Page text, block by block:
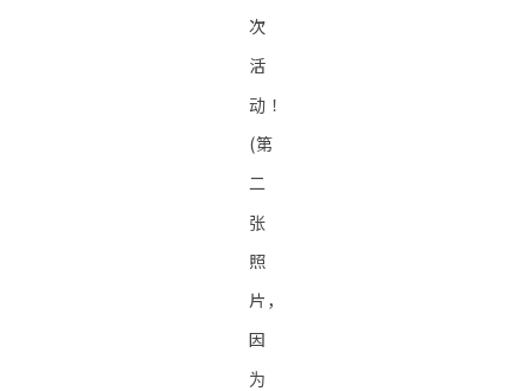
次
活
动！
(第
二
张
照
片，
因
为